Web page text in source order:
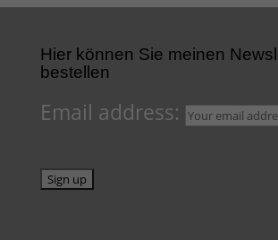
Hier können Sie meinen
bestellen
Email address: